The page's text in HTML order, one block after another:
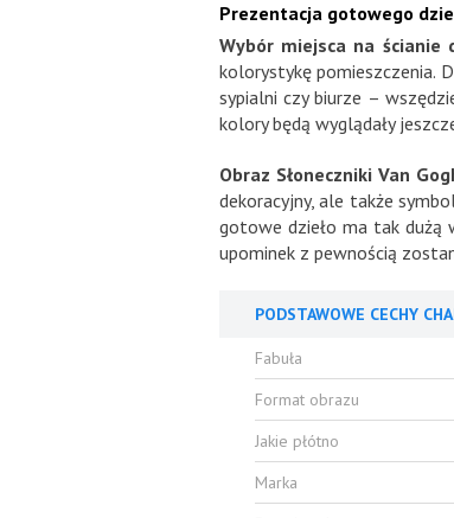
Prezentacja gotowego
Wybór miejsca na ścianie
kolorystykę pomieszczenia.
sypialni czy biurze –
kolory będą wyglądały
Obraz Słoneczniki Van
dekoracyjny, ale także
gotowe dzieło ma tak dużą
upominek z pewnością
PODSTAWOWE CECHY
Fabuła
Format obrazu
Jakie płótno
Marka